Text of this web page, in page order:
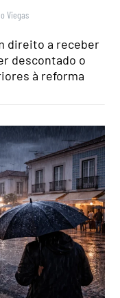
Viegas
direito a receber
descontado o
à reforma